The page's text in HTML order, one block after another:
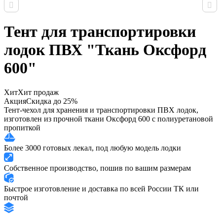
Тент для транспортировки
лодок ПВХ "Ткань Оксфорд
600"
ХитХит продаж
АкцияСкидка до 25%
Тент-чехол для хранения и транспортировки ПВХ лодок,
изготовлен из прочной ткани Оксфорд 600 с полиуретановой
пропиткой
Более 3000 готовых лекал, под любую модель лодки
Собственное производство, пошив по вашим размерам
Быстрое изготовление и доставка по всей России ТК или
почтой